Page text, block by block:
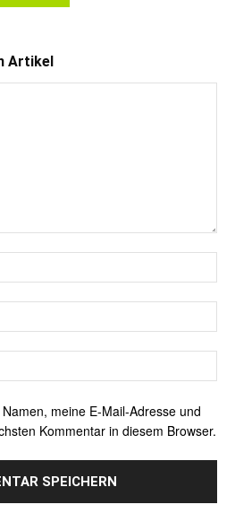
Artikel
meine E-Mail-Adresse und
Kommentar in diesem Browser.